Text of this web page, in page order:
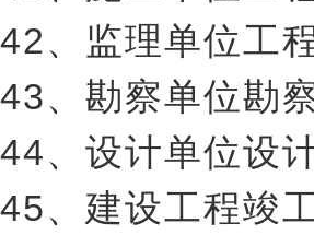
42、监理单位工
43、勘察单位勘
44、设计单位设
45、建设工程竣